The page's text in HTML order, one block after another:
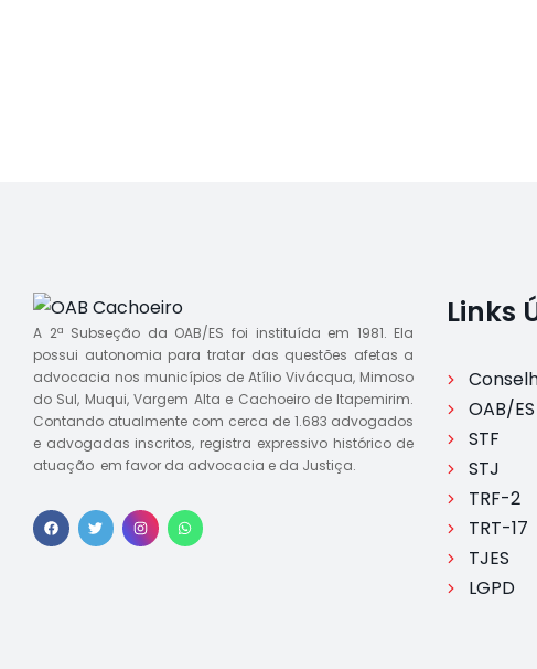
A 2ª Subseção da OAB/ES foi instituída em 1981. Ela
possui autonomia para tratar das questões afetas a
advocacia nos municípios de Atílio Vivácqua, Mimoso
do Sul, Muqui, Vargem Alta e Cachoeiro de Itapemirim.
Contando atualmente com cerca de 1.683 advogados
e advogadas inscritos, registra expressivo histórico de
atuação em favor da advocacia e da Justiça.
Links
OAB/ES
STF
STJ
TRF-2
TRT-17
TJES
LGPD